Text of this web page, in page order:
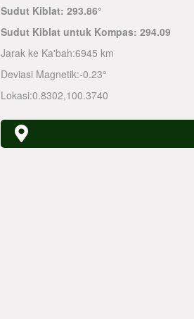
Sudut Kiblat: 293.86°
Sudut Kiblat untuk Kompas: 294.09
Jarak ke Ka'bah:6945 km
Deviasi Magnetik:-0.23°
Lokasi:0.8302,100.3740